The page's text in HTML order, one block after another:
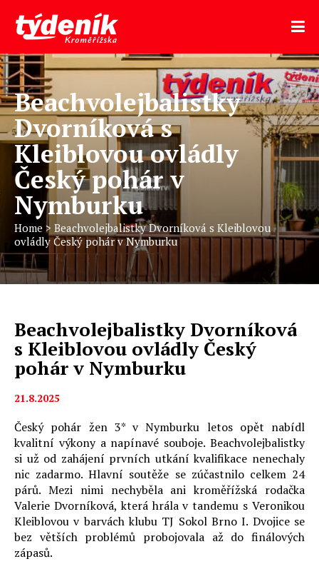
Beachvolejbalistky
Dvorníková s
Kleiblovou ovládly
Český pohár v
Nymburku
Home > Beachvolejbalistky Dvorníková s Kleiblovou
ovládly Český pohár v Nymburku
Beachvolejbalistky Dvorníková
s Kleiblovou ovládly Český
pohár v Nymburku
21.8.2025
Český pohár žen 3* v Nymburku letos opět nabídl
kvalitní výkony a napínavé souboje. Beachvolejbalistky
si už od zahájení prvních utkání kvalifikace nenechaly
nic zadarmo. Hlavní soutěže se zúčastnilo celkem 24
párů. Mezi nimi nechyběla ani kroměřížská rodačka
Valerie Dvorníková, která hrála v tandemu s Veronikou
Kleiblovou v barvách klubu TJ Sokol Brno I. Dvojice se
bez větších problémů probojovala až do finálových
zápasů.